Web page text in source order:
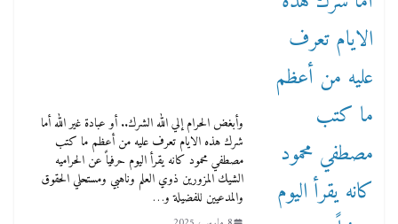
وأبغض الحرام إلي الله الشرك.. أو عبادة غير الله أما
شرك هذه الايام تعرف عليه من أعظم ما كتب
مصطفي محمود كانه يقرأ اليوم حرفياً عن الحراميه
الشيك المزورين ذوي العلم وناهبي ومستحلي الحقوق
والمدعيين للفضيلة و…